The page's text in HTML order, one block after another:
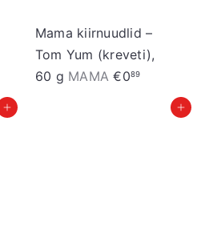
Mama kiirnuudlid –
Tom Yum (kreveti),
60 g MAMA€089
Lisa ostukorvi Lisa ostukorvi